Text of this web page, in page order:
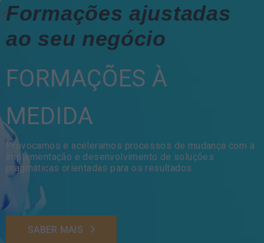
Formações ajustadas
ao seu negócio
FORMAÇÕES À
MEDIDA
Provocamos e aceleramos processos de mudança com a
implementação e desenvolvimento de soluções
pragmáticas orientadas para os resultados
SABER MAIS